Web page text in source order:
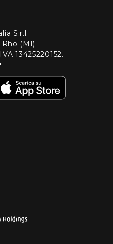
S.r.l.
(MI)
13425220152.